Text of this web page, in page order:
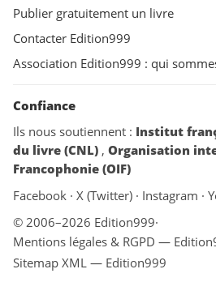
Publier gratuitement un livre
Contacter Edition999
Association Edition999 : qui
Confiance
Ils nous soutiennent : Institut
du livre (CNL) , Organisation
Francophonie (OIF)
Facebook · X (Twitter) · Instagram ·
© 2006–2026 Edition999·
Mentions légales & RGPD —
Sitemap XML — Edition999